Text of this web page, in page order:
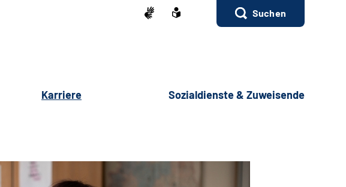
Suchen
Karriere Sozialdienste & Zuweisende